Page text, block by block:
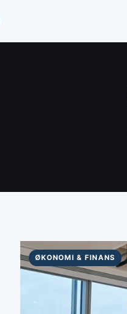
ØKONOMI & FINANS